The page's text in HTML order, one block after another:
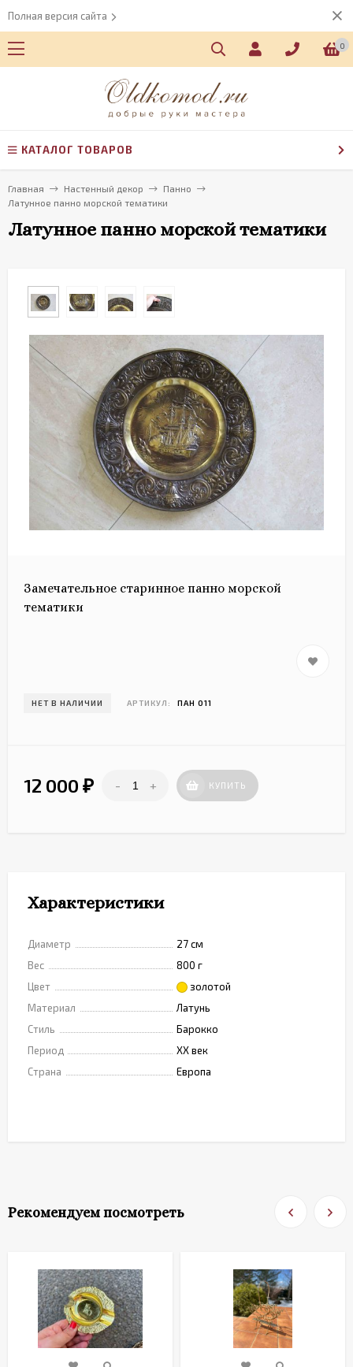
Полная версия сайта
0
КАТАЛОГ ТОВАРОВ
Главная Настенный декор
Панно
Латунное панно морской тематики
Латунное панно морской тематики
Замечательное старинное панно морской
тематики
НЕТ В НАЛИЧИИ АРТИКУЛ: ПАН 011
12 000 ₽ - + КУПИТЬ
Характеристики
Диаметр
27 см
Вес
800 г
Цвет
золотой
Материал
Латунь
Стиль
Барокко
Период
XX век
Страна
Европа
Рекомендуем посмотреть